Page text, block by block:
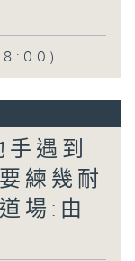
遇到
練幾耐
場:由